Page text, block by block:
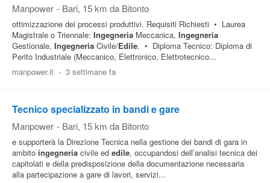
Manpower - Bari, 15 km da Bitonto
ottimizzazione dei processi produttivi. Requisiti Richiesti • Laurea
Magistrale o Triennale: Ingegneria Meccanica, Ingegneria
Gestionale, Ingegneria Civile/Edile. • Diploma Tecnico: Diploma di
Perito Industriale (Meccanico, Elettronico, Elettrotecnico...
manpower.it - 3 settimane fa
Tecnico specializzato in bandi e gare
Manpower - Bari, 15 km da Bitonto
e supporterà la Direzione Tecnica nella gestione dei bandi di gara in
ambito ingegneria civile ed edile, occupandosi dell’analisi tecnica dei
capitolati e della predisposizione della documentazione necessaria
alla partecipazione a gare di lavori, servizi...